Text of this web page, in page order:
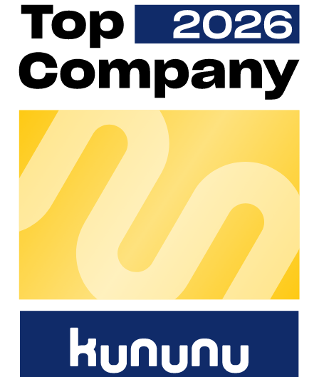
stata certificata secondo la ISO 14001, la norma
internazionale che stabilisce i requisiti per un Sistema di
Gestione Ambientale. (SGA)
Questa certificazione è la prova concreta del nostro impegno,
basato su tre pilastri fondamentali:
Una gestione sistematica dell’energia e delle
risorse– con obiettivi annuali chiari, audit interni e
verifiche esterne
Promozione del riutilizzo della strumentazione IT
– per raddoppiare la vita utile dell’hardware aziendale
Viaggi di lavoro allineati ad un impatto climatico
consapevole
– registrando e compensando in modo
trasparente tutte le emissioni inevitabili
Perché ci serviva la certificazione
ISO 14001?
La certificazione ci offre un quadro riconosciuto a livello
modo da gestire tutte le attività in modo mirato ed efficace.
Le verifiche esterne aumentano la fiducia nei nostri confronti e
rendono trasparente il nostro impegno.